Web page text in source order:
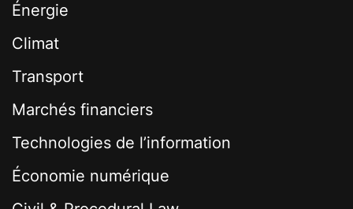
Énergie
Climat
Transport
Marchés financiers
Technologies de l’information
Économie numérique